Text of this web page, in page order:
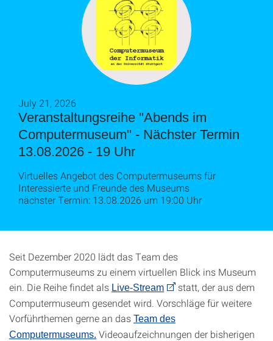
Veranstaltungsreihe "Abends im
Computermuseum" - Nächster Termin
13.08.2026 - 19 Uhr
July 21, 2026
Virtuelles Angebot des Computermuseums für
Interessierte und Freunde des Museums
nächster Termin: 13.08.2026 um 19:00 Uhr
Seit Dezember 2020 lädt das Team des
Computermuseums zu einem virtuellen Blick ins Museum
ein. Die Reihe findet als Live-Stream
statt, der aus dem
Computermuseum gesendet wird. Vorschläge für weitere
Vorführthemen gerne an das Team des
Computermuseums. Videoaufzeichnungen der bisherigen